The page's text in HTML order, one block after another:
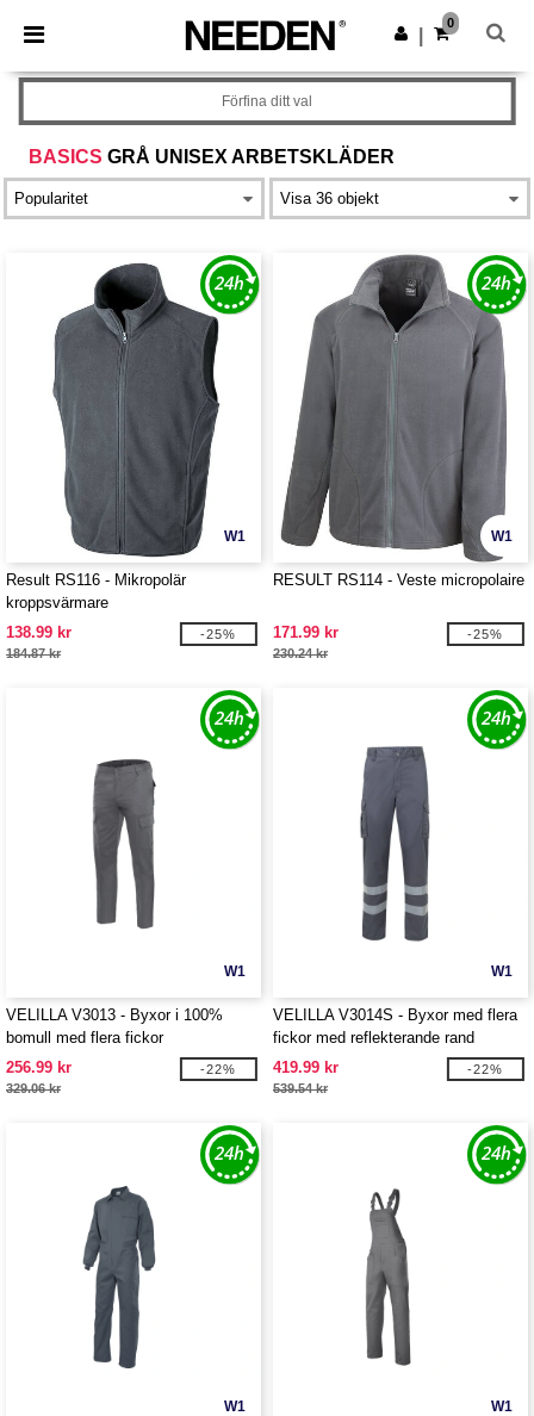
× Needen-app
Bättre priser i appen!
Hämta app
0
BASICS GRÅ UNISEX ARBETSKLÄDER
Förfina ditt val
W1
Result RS116 - Mikropolär
kroppsvärmare
138.99 kr
184.87 kr
-25%
W1
RESULT RS114 - Veste micropolaire
171.99 kr
230.24 kr
-25%
W1
VELILLA V3013 - Byxor i 100%
bomull med flera fickor
256.99 kr
329.06 kr
-22%
W1
VELILLA V3014S - Byxor med flera
fickor med reflekterande rand
419.99 kr
539.54 kr
-22%
W1 W1